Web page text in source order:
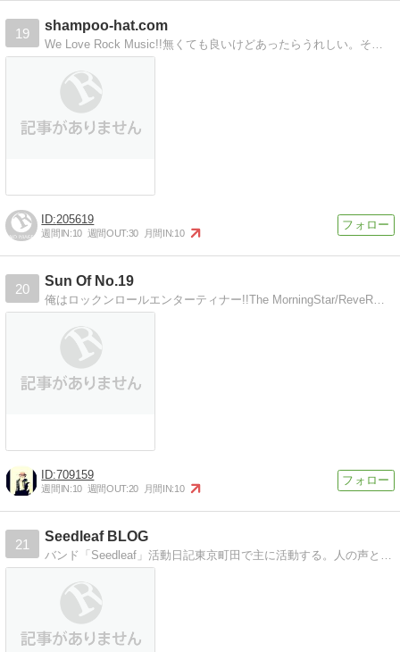
19
shampoo-hat.com
205619
週間IN:10 週間OUT:30 月間IN:10
20
Sun Of No.19
俺はロックンロールエンターティナー!!The MorningStar/ReveR・HEADのブログです。
709159
週間IN:10 週間OUT:20 月間IN:10
21
Seedleaf BLOG